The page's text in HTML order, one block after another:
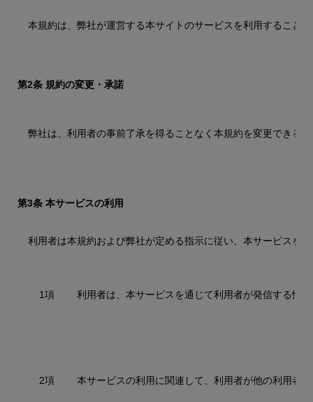
本規約は、弊社が運営する本サイトのサービスを利用すること
第2条 規約の変更・承諾
弊社は、利用者の事前了承を得ることなく本規約を変更できる
第3条 本サービスの利用
利用者は本規約および弊社が定める指示に従い、本サービスを
1項 利用者は、本サービスを通じて利用者が発信する情
2項 本サービスの利用に関連して、利用者が他の利用者